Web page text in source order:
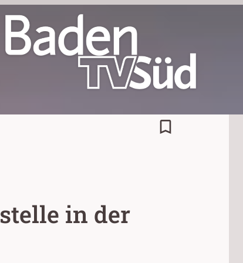
bookmark_border
in der